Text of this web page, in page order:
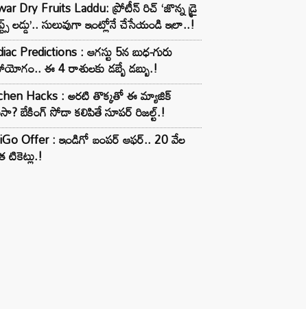
Dry Fruits Laddu: ప్రోటీన్ రిచ్ ‘జొన్న డ్రై
లడ్డు’.. సులువుగా ఇంట్లోనే చేసేయండి ఇలా..!
Predictions : ఆగస్టు 5న బుధ-గురు
ఈ 4 రాశులకు డబ్బే డబ్బు.!
Hacks : అరటి తొక్కతో ఈ మ్యాజిక్
బేకింగ్ సోడా కలిపితే సూపర్ రిజల్ట్.!
Offer : ఇండిగో బంపర్ ఆఫర్.. 20 వేల
టికెట్లు.!